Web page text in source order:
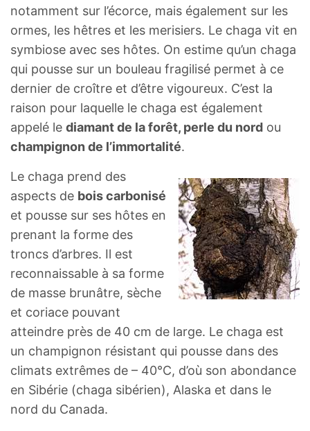
notamment sur l’écorce, mais également sur les
ormes, les hêtres et les merisiers. Le chaga vit en
symbiose avec ses hôtes. On estime qu’un chaga
qui pousse sur un bouleau fragilisé permet à ce
dernier de croître et d’être vigoureux. C’est la
raison pour laquelle le chaga est également
appelé le diamant de la forêt, perle du nord ou
champignon de l’immortalité.
Le chaga prend des
aspects de bois carbonisé
et pousse sur ses hôtes en
prenant la forme des
troncs d’arbres. Il est
reconnaissable à sa forme
de masse brunâtre, sèche
et coriace pouvant
atteindre près de 40 cm de large. Le chaga est
un champignon résistant qui pousse dans des
climats extrêmes de – 40°C, d’où son abondance
en Sibérie (chaga sibérien), Alaska et dans le
nord du Canada.